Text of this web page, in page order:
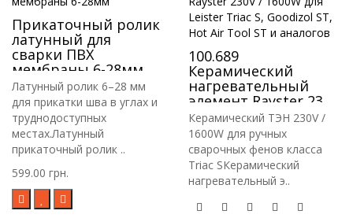
Прикаточный ролик
латунный для
сварки ПВХ
мембраны 6-28мм
Латунный ролик 6–28 мм
для прикатки шва в углах и
труднодоступных
местах.Латунный
прикаточный ролик ..
599.00 грн.
100.689
Керамический
нагревательный
элемент Rayster 230V
/ 1600W для Leister
Triac S, Goodizol ST,
Hot Air Tool ST и
аналогов
Керамический ТЭН 230V /
1600W для ручных
сварочных фенов класса
Triac SКерамический
нагревательный э..